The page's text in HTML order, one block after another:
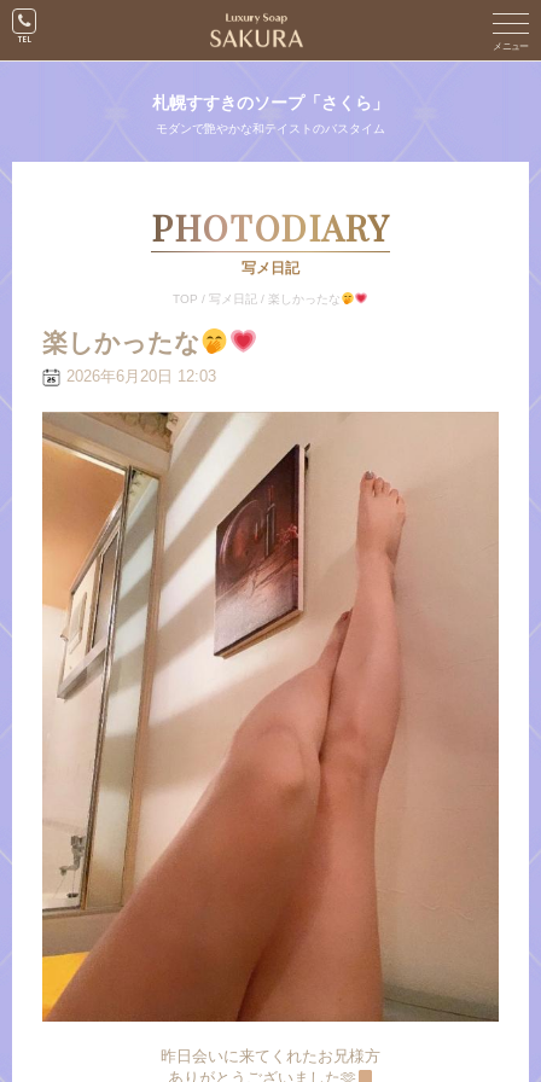
札幌すすきのソープ「さくら」
モダンで艶やかな和テイストのバスタイム
PHOTODIARY
写メ日記
TOP /写メ日記 / 楽しかったな
楽しかったな
2026年6月20日 12:03
昨日会いに来てくれたお兄様方
ありがとうございました🫶